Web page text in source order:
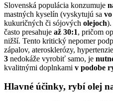
Slovenská populácia konzumuje
mastných kyselín (vyskytujú sa
kukuričných či sójových olejoch).
často presahuje až 30:1, pričom
nižší. Tento kritický nepomer
zápalov, aterosklerózy,
3 nedokáže vyrobiť samo, je
kvalitnými doplnkami v podobe
Hlavné účinky, rybí olej